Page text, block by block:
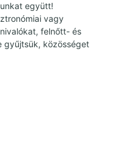
együtt!
vagy
felnőtt- és
gyűjtsük, közösséget